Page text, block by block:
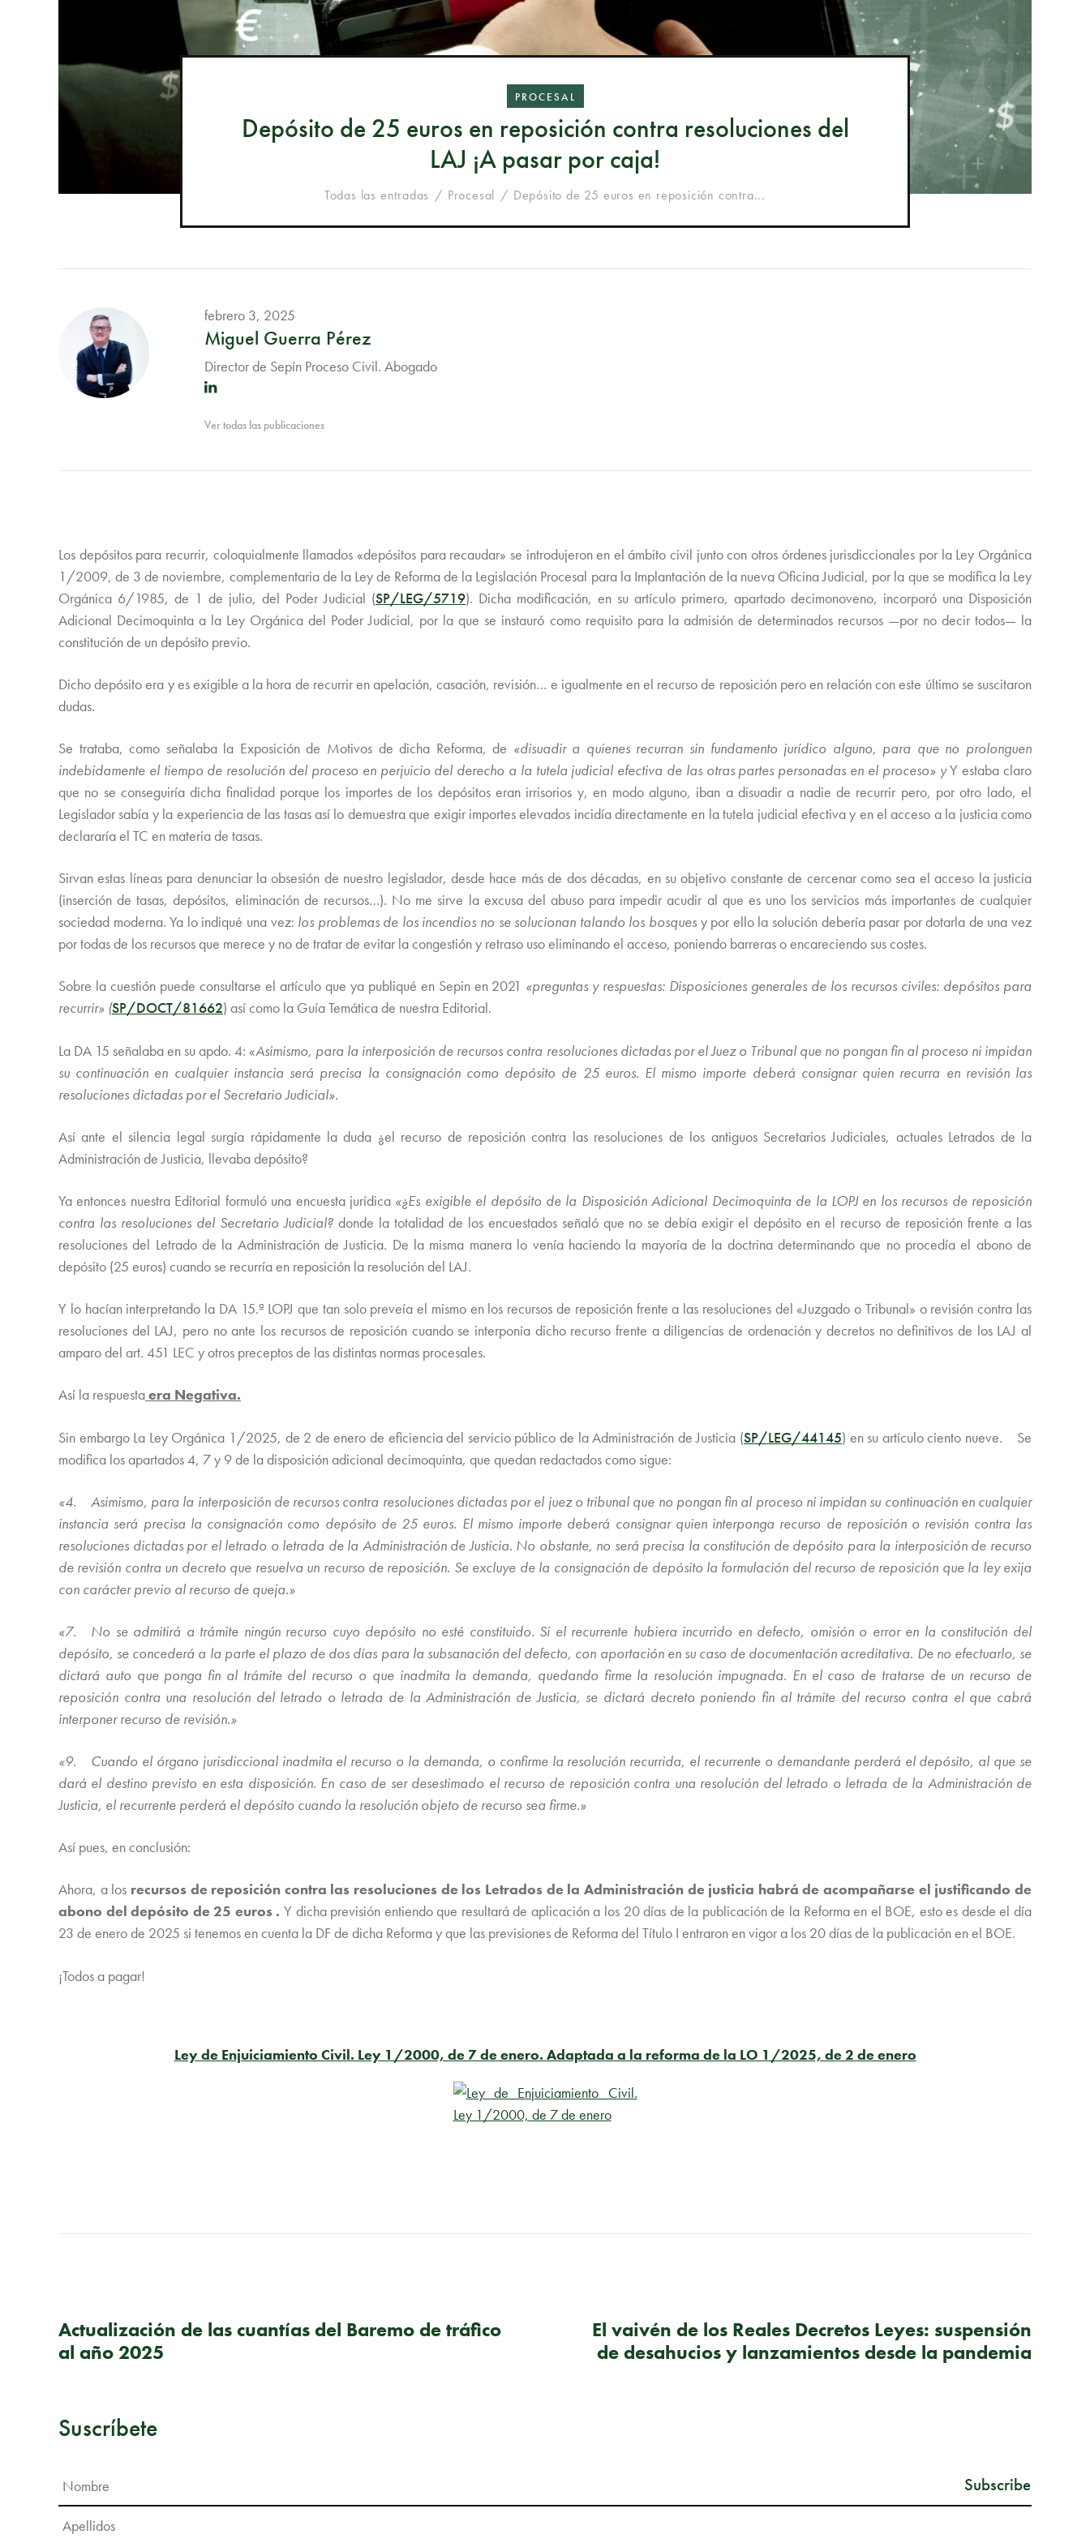
PROCESAL
Depósito de 25 euros en reposición contra resoluciones del
LAJ ¡A pasar por caja!
Todas las entradas Procesal Depósito de 25 euros en reposición contra...
febrero 3, 2025
Miguel Guerra Pérez
Director de Sepín Proceso Civil. Abogado
Ver todas las publicaciones
Los depósitos para recurrir, coloquialmente llamados «depósitos para recaudar» se introdujeron en el ámbito civil junto con otros órdenes jurisdiccionales por la Ley Orgánica
1/2009, de 3 de noviembre, complementaria de la Ley de Reforma de la Legislación Procesal para la Implantación de la nueva Oficina Judicial, por la que se modifica la Ley
Orgánica 6/1985, de 1 de julio, del Poder Judicial (SP/LEG/5719). Dicha modificación, en su artículo primero, apartado decimonoveno, incorporó una Disposición
Adicional Decimoquinta a la Ley Orgánica del Poder Judicial, por la que se instauró como requisito para la admisión de determinados recursos —por no decir todos— la
constitución de un depósito previo.
Dicho depósito era y es exigible a la hora de recurrir en apelación, casación, revisión… e igualmente en el recurso de reposición pero en relación con este último se suscitaron
dudas.
Se trataba, como señalaba la Exposición de Motivos de dicha Reforma, de «disuadir a quienes recurran sin fundamento jurídico alguno, para que no prolonguen
indebidamente el tiempo de resolución del proceso en perjuicio del derecho a la tutela judicial efectiva de las otras partes personadas en el proceso» yY estaba claro
que no se conseguiría dicha finalidad porque los importes de los depósitos eran irrisorios y, en modo alguno, iban a disuadir a nadie de recurrir pero, por otro lado, el
Legislador sabía y la experiencia de las tasas así lo demuestra que exigir importes elevados incidía directamente en la tutela judicial efectiva y en el acceso a la justicia como
declararía el TC en materia de tasas.
Sirvan estas líneas para denunciar la obsesión de nuestro legislador, desde hace más de dos décadas, en su objetivo constante de cercenar como sea el acceso la justicia
(inserción de tasas, depósitos, eliminación de recursos…). No me sirve la excusa del abuso para impedir acudir al que es uno los servicios más importantes de cualquier
sociedad moderna. Ya lo indiqué una vez: los problemas de los incendios no se solucionan talando los bosquesy por ello la solución debería pasar por dotarla de una vez
por todas de los recursos que merece y no de tratar de evitar la congestión y retraso uso eliminando el acceso, poniendo barreras o encareciendo sus costes.
Sobre la cuestión puede consultarse el artículo que ya publiqué en Sepin en 2021 «preguntas y respuestas: Disposiciones generales de los recursos civiles: depósitos para
recurrir» (SP/DOCT/81662) así como la Guía Temática de nuestra Editorial.
La DA 15 señalaba en su apdo. 4: «Asimismo, para la interposición de recursos contra resoluciones dictadas por el Juez o Tribunal que no pongan fin al proceso ni impidan
su continuación en cualquier instancia será precisa la consignación como depósito de 25 euros. El mismo importe deberá consignar quien recurra en revisión las
resoluciones dictadas por el Secretario Judicial».
Así ante el silencia legal surgía rápidamente la duda ¿el recurso de reposición contra las resoluciones de los antiguos Secretarios Judiciales, actuales Letrados de la
Administración de Justicia, llevaba depósito?
Ya entonces nuestra Editorial formuló una encuesta jurídica «¿Es exigible el depósito de la Disposición Adicional Decimoquinta de la LOPJ en los recursos de reposición
contra las resoluciones del Secretario Judicial? donde la totalidad de los encuestados señaló que no se debía exigir el depósito en el recurso de reposición frente a las
resoluciones del Letrado de la Administración de Justicia. De la misma manera lo venía haciendo la mayoría de la doctrina determinando que no procedía el abono de
depósito (25 euros) cuando se recurría en reposición la resolución del LAJ.
Y lo hacían interpretando la DA 15.ª LOPJ que tan solo preveía el mismo en los recursos de reposición frente a las resoluciones del «Juzgado o Tribunal» o revisión contra las
resoluciones del LAJ, pero no ante los recursos de reposición cuando se interponía dicho recurso frente a diligencias de ordenación y decretos no definitivos de los LAJ al
amparo del art. 451 LEC y otros preceptos de las distintas normas procesales.
Así la respuestaera Negativa.
Sin embargo La Ley Orgánica 1/2025, de 2 de enero de eficiencia del servicio público de la Administración de Justicia (SP/LEG/44145) en su artículo ciento nueve. Se
modifica los apartados 4, 7 y 9 de la disposición adicional decimoquinta, que quedan redactados como sigue:
«4. Asimismo, para la interposición de recursos contra resoluciones dictadas por el juez o tribunal que no pongan fin al proceso ni impidan su continuación en cualquier
instancia será precisa la consignación como depósito de 25 euros. El mismo importe deberá consignar quien interponga recurso de reposición o revisión contra las
resoluciones dictadas por el letrado o letrada de la Administración de Justicia. No obstante, no será precisa la constitución de depósito para la interposición de recurso
de revisión contra un decreto que resuelva un recurso de reposición. Se excluye de la consignación de depósito la formulación del recurso de reposición que la ley exija
con carácter previo al recurso de queja.»
«7. No se admitirá a trámite ningún recurso cuyo depósito no esté constituido. Si el recurrente hubiera incurrido en defecto, omisión o error en la constitución del
depósito, se concederá a la parte el plazo de dos días para la subsanación del defecto, con aportación en su caso de documentación acreditativa. De no efectuarlo, se
dictará auto que ponga fin al trámite del recurso o que inadmita la demanda, quedando firme la resolución impugnada. En el caso de tratarse de un recurso de
reposición contra una resolución del letrado o letrada de la Administración de Justicia, se dictará decreto poniendo fin al trámite del recurso contra el que cabrá
interponer recurso de revisión.»
«9. Cuando el órgano jurisdiccional inadmita el recurso o la demanda, o confirme la resolución recurrida, el recurrente o demandante perderá el depósito, al que se
dará el destino previsto en esta disposición. En caso de ser desestimado el recurso de reposición contra una resolución del letrado o letrada de la Administración de
Justicia, el recurrente perderá el depósito cuando la resolución objeto de recurso sea firme.»
Así pues, en conclusión:
Ahora, a los recursos de reposición contra las resoluciones de los Letrados de la Administración de justicia habrá de acompañarse el justificando de
abono del depósito de 25 euros . Y dicha previsión entiendo que resultará de aplicación a los 20 días de la publicación de la Reforma en el BOE, esto es desde el día
23 de enero de 2025 si tenemos en cuenta la DF de dicha Reforma y que las previsiones de Reforma del Título I entraron en vigor a los 20 días de la publicación en el BOE.
¡Todos a pagar!
Ley de Enjuiciamiento Civil. Ley 1/2000, de 7 de enero. Adaptada a la reforma de la LO 1/2025, de 2 de enero
Actualización de las cuantías del Baremo de tráfico
al año 2025
El vaivén de los Reales Decretos Leyes: suspensión
de desahucios y lanzamientos desde la pandemia
Suscríbete